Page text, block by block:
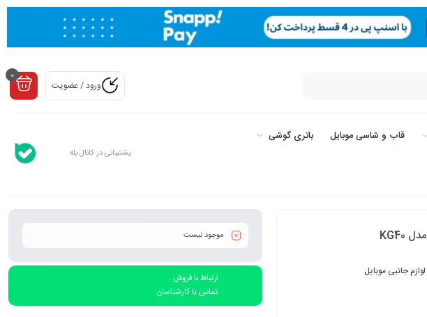
ورود / عضویت
0
قاب و شاسی موبایل باتری گوشی
پشتیبانی در کانال بله
لوازم جانبی موبایل
موجود نیست
ارتباط با فروش
تماس با کارشناسان